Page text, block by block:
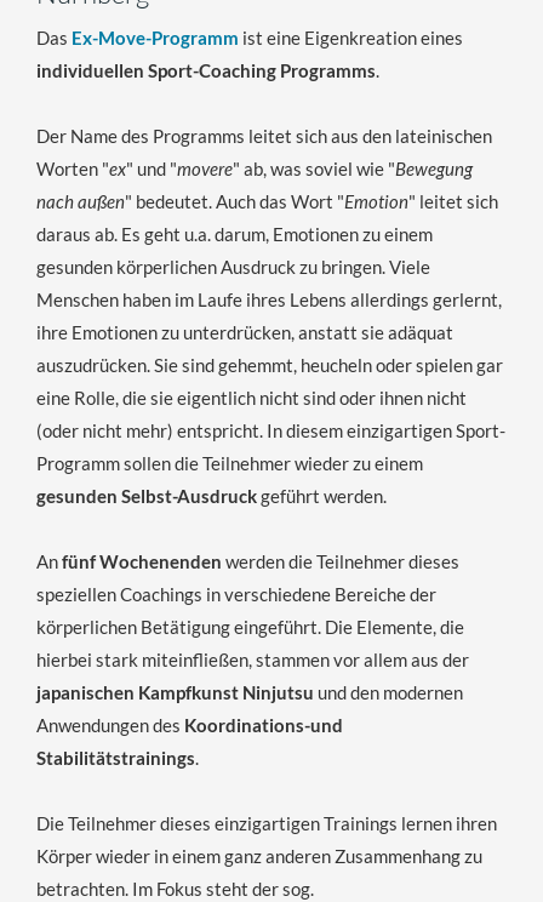
Das Ex-Move-Programm ist eine Eigenkreation eines
individuellen Sport-Coaching Programms.
Der Name des Programms leitet sich aus den lateinischen
Worten "ex" und "movere" ab, was soviel wie "Bewegung
nach außen" bedeutet. Auch das Wort "Emotion" leitet sich
daraus ab. Es geht u.a. darum, Emotionen zu einem
gesunden körperlichen Ausdruck zu bringen. Viele
Menschen haben im Laufe ihres Lebens allerdings gerlernt,
ihre Emotionen zu unterdrücken, anstatt sie adäquat
auszudrücken. Sie sind gehemmt, heucheln oder spielen gar
eine Rolle, die sie eigentlich nicht sind oder ihnen nicht
(oder nicht mehr) entspricht. In diesem einzigartigen Sport-
Programm sollen die Teilnehmer wieder zu einem
gesunden Selbst-Ausdruckgeführt werden.
Anfünf Wochenenden werden die Teilnehmer dieses
speziellen Coachings in verschiedene Bereiche der
körperlichen Betätigung eingeführt. Die Elemente, die
hierbei stark miteinfließen, stammen vor allem aus der
japanischen Kampfkunst Ninjutsu und den modernen
Anwendungen des Koordinations-und
Stabilitätstrainings.
Die Teilnehmer dieses einzigartigen Trainings lernen ihren
Körper wieder in einem ganz anderen Zusammenhang zu
betrachten. Im Fokus steht der sog.